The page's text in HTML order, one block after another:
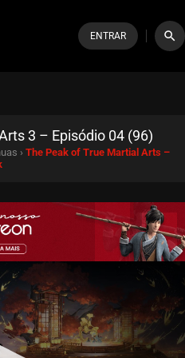
ENTRAR search
3 – Episódio 04 (96)
› The Peak of True Martial Arts –